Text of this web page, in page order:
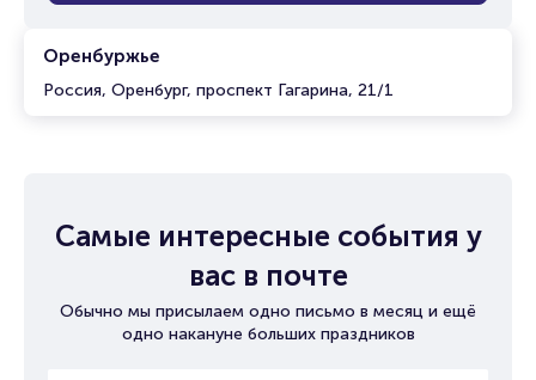
Оренбуржье
Россия, Оренбург, проспект Гагарина, 21/1
Самые интересные события у
вас в почте
Обычно мы присылаем одно письмо в месяц и ещё
одно накануне больших праздников